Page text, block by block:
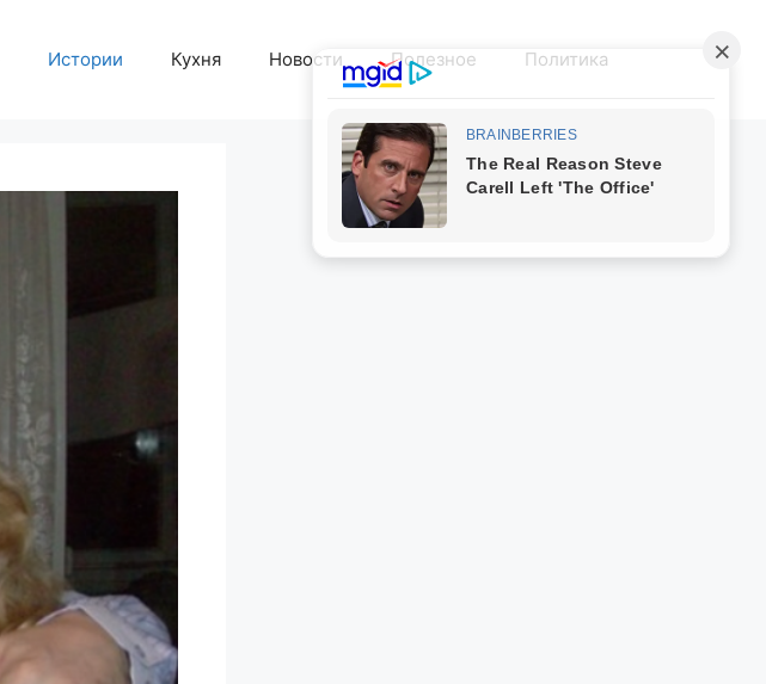
Истории Кухня Новости Полезное Политика